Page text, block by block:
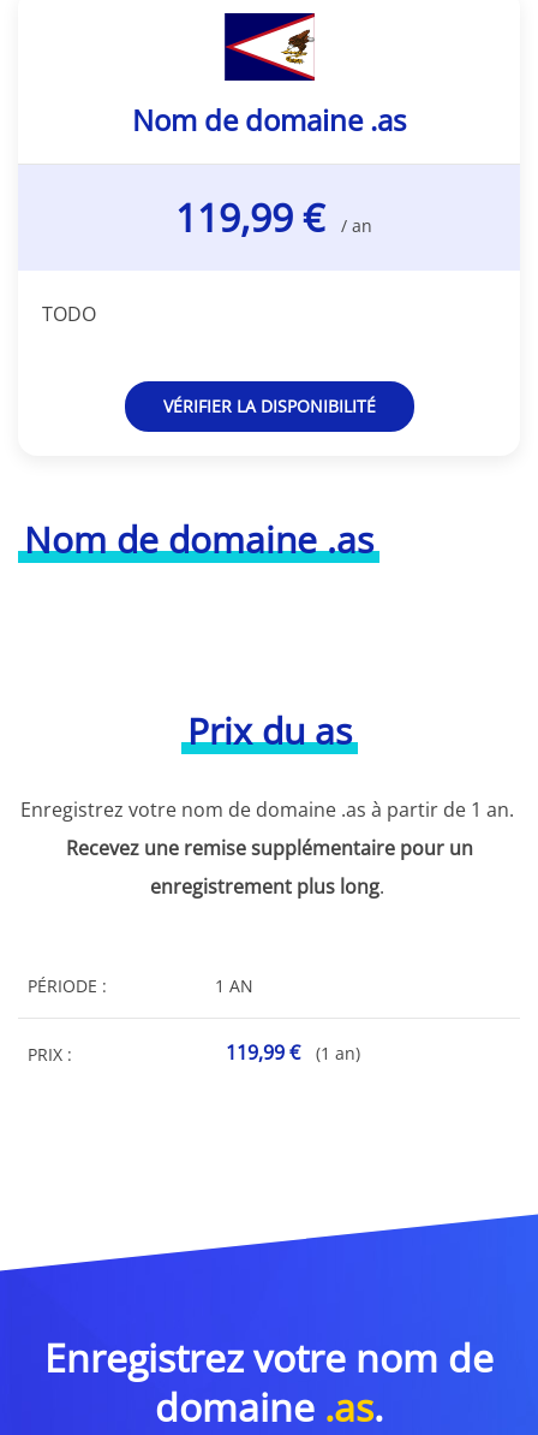
Nom de domaine .as
Nom de domaine .as
119,99 € / an
TODO
VÉRIFIER LA DISPONIBILITÉ
Prix du as
Enregistrez votre nom de domaine .as à partir de 1 an.
Recevez une remise supplémentaire pour un
enregistrement plus long.
PÉRIODE : 1 AN
PRIX : 119,99 € (1 an)
Enregistrez votre nom de
domaine .as.